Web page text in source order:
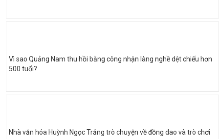
Vì sao Quảng Nam thu hồi bằng công nhận làng nghề dệt chiếu hơn
500 tuổi?
Nhà văn hóa Huỳnh Ngọc Trảng trò chuyện về đồng dao và trò chơi